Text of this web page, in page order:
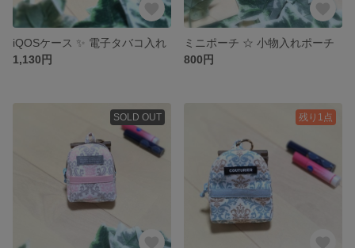
iQOSケース ✨ 電子タバコ入れ
1,130円
ミニポーチ ☆ 小物入れポーチ
800円
SOLD OUT 残り1点